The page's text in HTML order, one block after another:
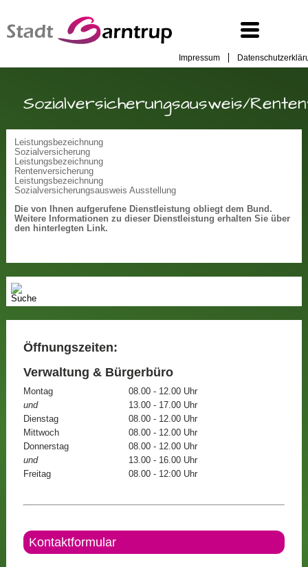
Impressum
Sozialversicherungsausweis/
Leistungsbezeichnung
Sozialversicherung
Leistungsbezeichnung
Rentenversicherung
Leistungsbezeichnung
Sozialversicherungsausweis Ausstellung
Die von Ihnen aufgerufene Dienstleistung obliegt dem Bund.
Weitere Informationen zu dieser Dienstleistung erhalten Sie über
den hinterlegten Link.
Öffnungszeiten:
Verwaltung & Bürgerbüro
Montag
08.00 - 12.00 Uhr
und
13.00 - 17.00 Uhr
Dienstag
08.00 - 12.00 Uhr
Mittwoch
08.00 - 12.00 Uhr
Donnerstag
08.00 - 12.00 Uhr
und
13.00 - 16.00 Uhr
Freitag
08.00 - 12:00 Uhr
Kontaktformular